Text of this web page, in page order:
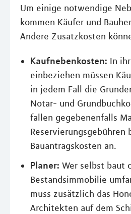
Um einige notwendige
kommen Käufer und
Andere Zusatzkosten
Kaufnebenkosten: In
einbeziehen müssen
in jedem Fall die
Notar- und
fallen gegebenenfalls
Reservierungsgebühren
Bauantragskosten an.
Planer: Wer selbst baut
Bestandsimmobilie
muss zusätzlich das
Architekten auf dem